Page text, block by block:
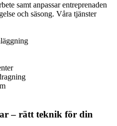
samt anpassar entreprenaden
och säsong. Våra tjänster
– rätt teknik för din